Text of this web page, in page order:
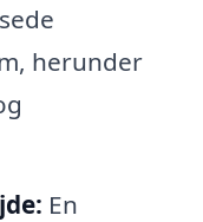
herunder
En